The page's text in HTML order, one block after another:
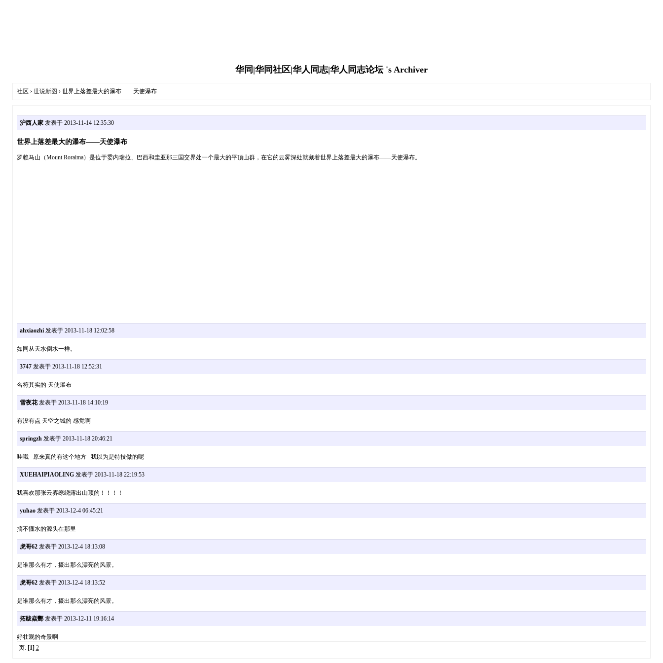
华同|华同社区|华人同志|华人同志论坛 's Archiver
社区› 世说新图 › 世界上落差最大的瀑布——天使瀑布
沪西人家发表于 2013-11-14 12:35:30
世界上落差最大的瀑布——天使瀑布
罗赖马山（Mount Roraima）是位于委内瑞拉、巴西和圭亚那三国交界处一个最大的平顶山群，在它的云雾深处就藏着世界上落差最大的瀑布——天使瀑布。
ahxiaozhi发表于 2013-11-18 12:02:58
如同从天水倒水一样。
3747发表于 2013-11-18 12:52:31
名符其实的 天使瀑布
雪夜花发表于 2013-11-18 14:10:19
有没有点 天空之城的 感觉啊
springzh发表于 2013-11-18 20:46:21
哇哦 原来真的有这个地方 我以为是特技做的呢
XUEHAIPIAOLING发表于 2013-11-18 22:19:53
我喜欢那张云雾缭绕露出山顶的！！！！
yuhao发表于 2013-12-4 06:45:21
搞不懂水的源头在那里
虎哥62发表于 2013-12-4 18:13:08
是谁那么有才，摄出那么漂亮的风景。
虎哥62发表于 2013-12-4 18:13:52
是谁那么有才，摄出那么漂亮的风景。
拓跋焱酆发表于 2013-12-11 19:16:14
好壮观的奇景啊
页: [1] 2